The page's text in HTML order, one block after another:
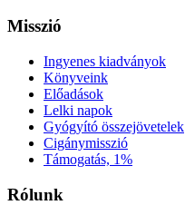
Misszió
Ingyenes kiadványok
Könyveink
Előadások
Lelki napok
Gyógyító összejövetelek
Cigánymisszió
Támogatás, 1%
Rólunk